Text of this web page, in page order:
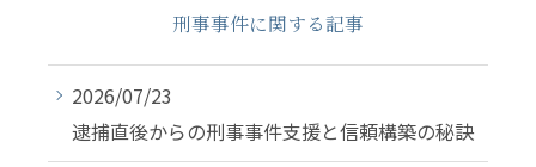
刑事事件に関する記事
2026/07/23
逮捕直後からの刑事事件支援と信頼構築の秘訣